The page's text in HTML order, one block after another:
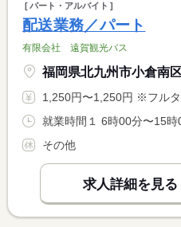
パート・アルバイト
配送業務／パート
有限会社 遠賀観光バス
福岡県北九州市小倉南
1,250円〜1,250円 ※フルタイム求人の場合は月額（換
就業時間１ 6時00分〜15時
その他
求人詳細を見る